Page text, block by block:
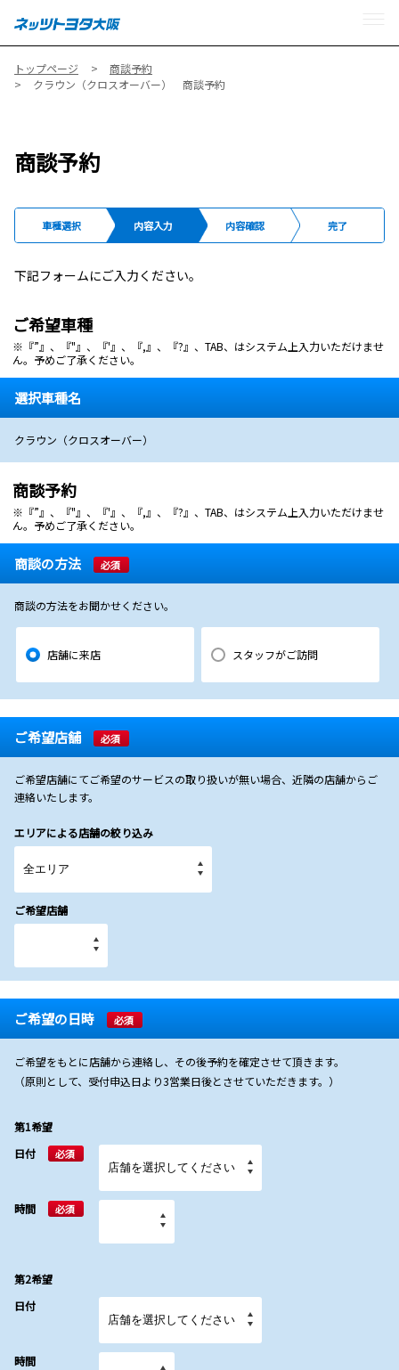
トップページ
商談予約
クラウン（クロスオーバー） 商談予約
商談予約
車種選択 内容入力 内容確認 完了
下記フォームにご入力ください。
ご希望車種
※『”』、『"』、『'』、『,』、『?』、TAB、はシステム上入力いただけませ
ん。予めご了承ください。
選択車種名
クラウン（クロスオーバー）
商談予約
※『”』、『"』、『'』、『,』、『?』、TAB、はシステム上入力いただけませ
ん。予めご了承ください。
商談の方法 必須
商談の方法をお聞かせください。
店舗に来店 スタッフがご訪問
ご希望店舗 必須
ご希望店舗にてご希望のサービスの取り扱いが無い場合、近隣の店舗からご
連絡いたします。
エリアによる店舗の絞り込み
ご希望店舗
ご希望の日時 必須
ご希望をもとに店舗から連絡し、その後予約を確定させて頂きます。
（原則として、受付申込日より3営業日後とさせていただきます。）
第1希望
日付
必須
時間 必須
第2希望
日付
時間